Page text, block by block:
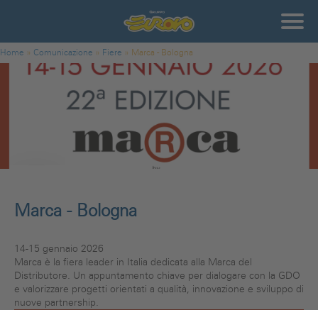
Tu sei qui
Home » Comunicazione » Fiere » Marca - Bologna
Marca - Bologna
14-15 gennaio 2026
Marca è la fiera leader in Italia dedicata alla Marca del
Distributore. Un appuntamento chiave per dialogare con la GDO
e valorizzare progetti orientati a qualità, innovazione e sviluppo di
nuove partnership.